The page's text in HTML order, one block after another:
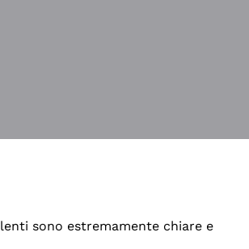
sono estremamente chiare e